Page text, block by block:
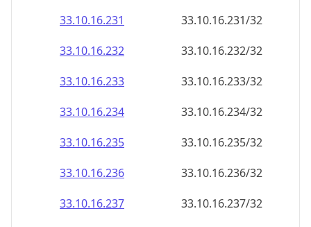
33.10.16.240
33.10.16.240/32
33.10.16.241
33.10.16.241/32
33.10.16.242
33.10.16.242/32
33.10.16.243
33.10.16.243/32
33.10.16.244
33.10.16.244/32
33.10.16.245
33.10.16.245/32
33.10.16.246
33.10.16.246/32